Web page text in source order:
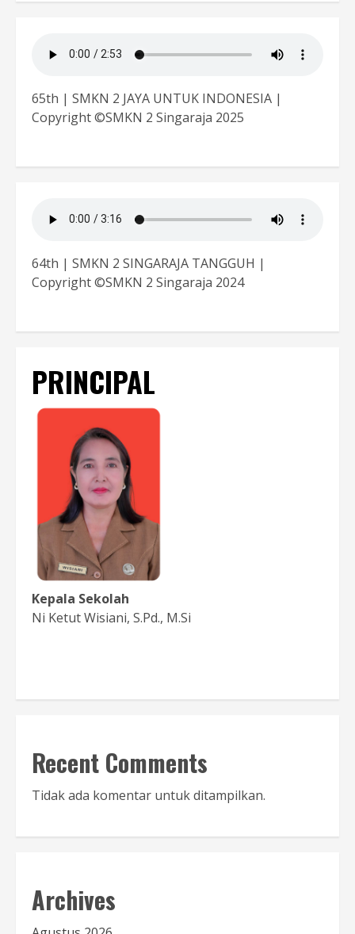
65th | SMKN 2 JAYA UNTUK INDONESIA |
Copyright ©SMKN 2 Singaraja 2025
64th | SMKN 2 SINGARAJA TANGGUH |
Copyright ©SMKN 2 Singaraja 2024
PRINCIPAL
Kepala Sekolah
Ni Ketut Wisiani, S.Pd., M.Si
Recent Comments
Tidak ada komentar untuk ditampilkan.
Archives